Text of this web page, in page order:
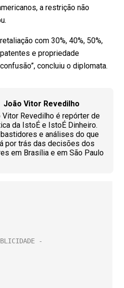
a restrição não
com 30%, 40%, 50%,
e propriedade
concluiu o diplomata.
João Vitor Revedilho
Vitor Revedilho é repórter de
da IstoÉ e IstoÉ Dinheiro.
e análises do que
por trás das decisões dos
em Brasília e em São Paulo